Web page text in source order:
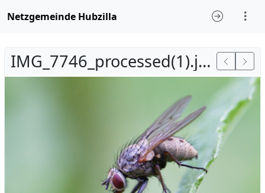
Netzgemeinde Hubzilla
IMG_7746_processed(1).jpg